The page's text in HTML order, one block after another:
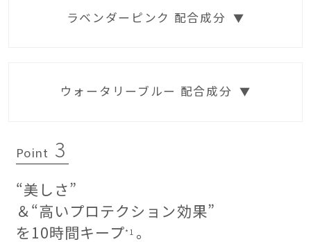
ラベンダーピンク 配合成分 ▼
ウォータリーブルー 配合成分 ▼
Point 3
“美しさ”
＆“高いプロテクション効果”
を10時間キープ*1 。